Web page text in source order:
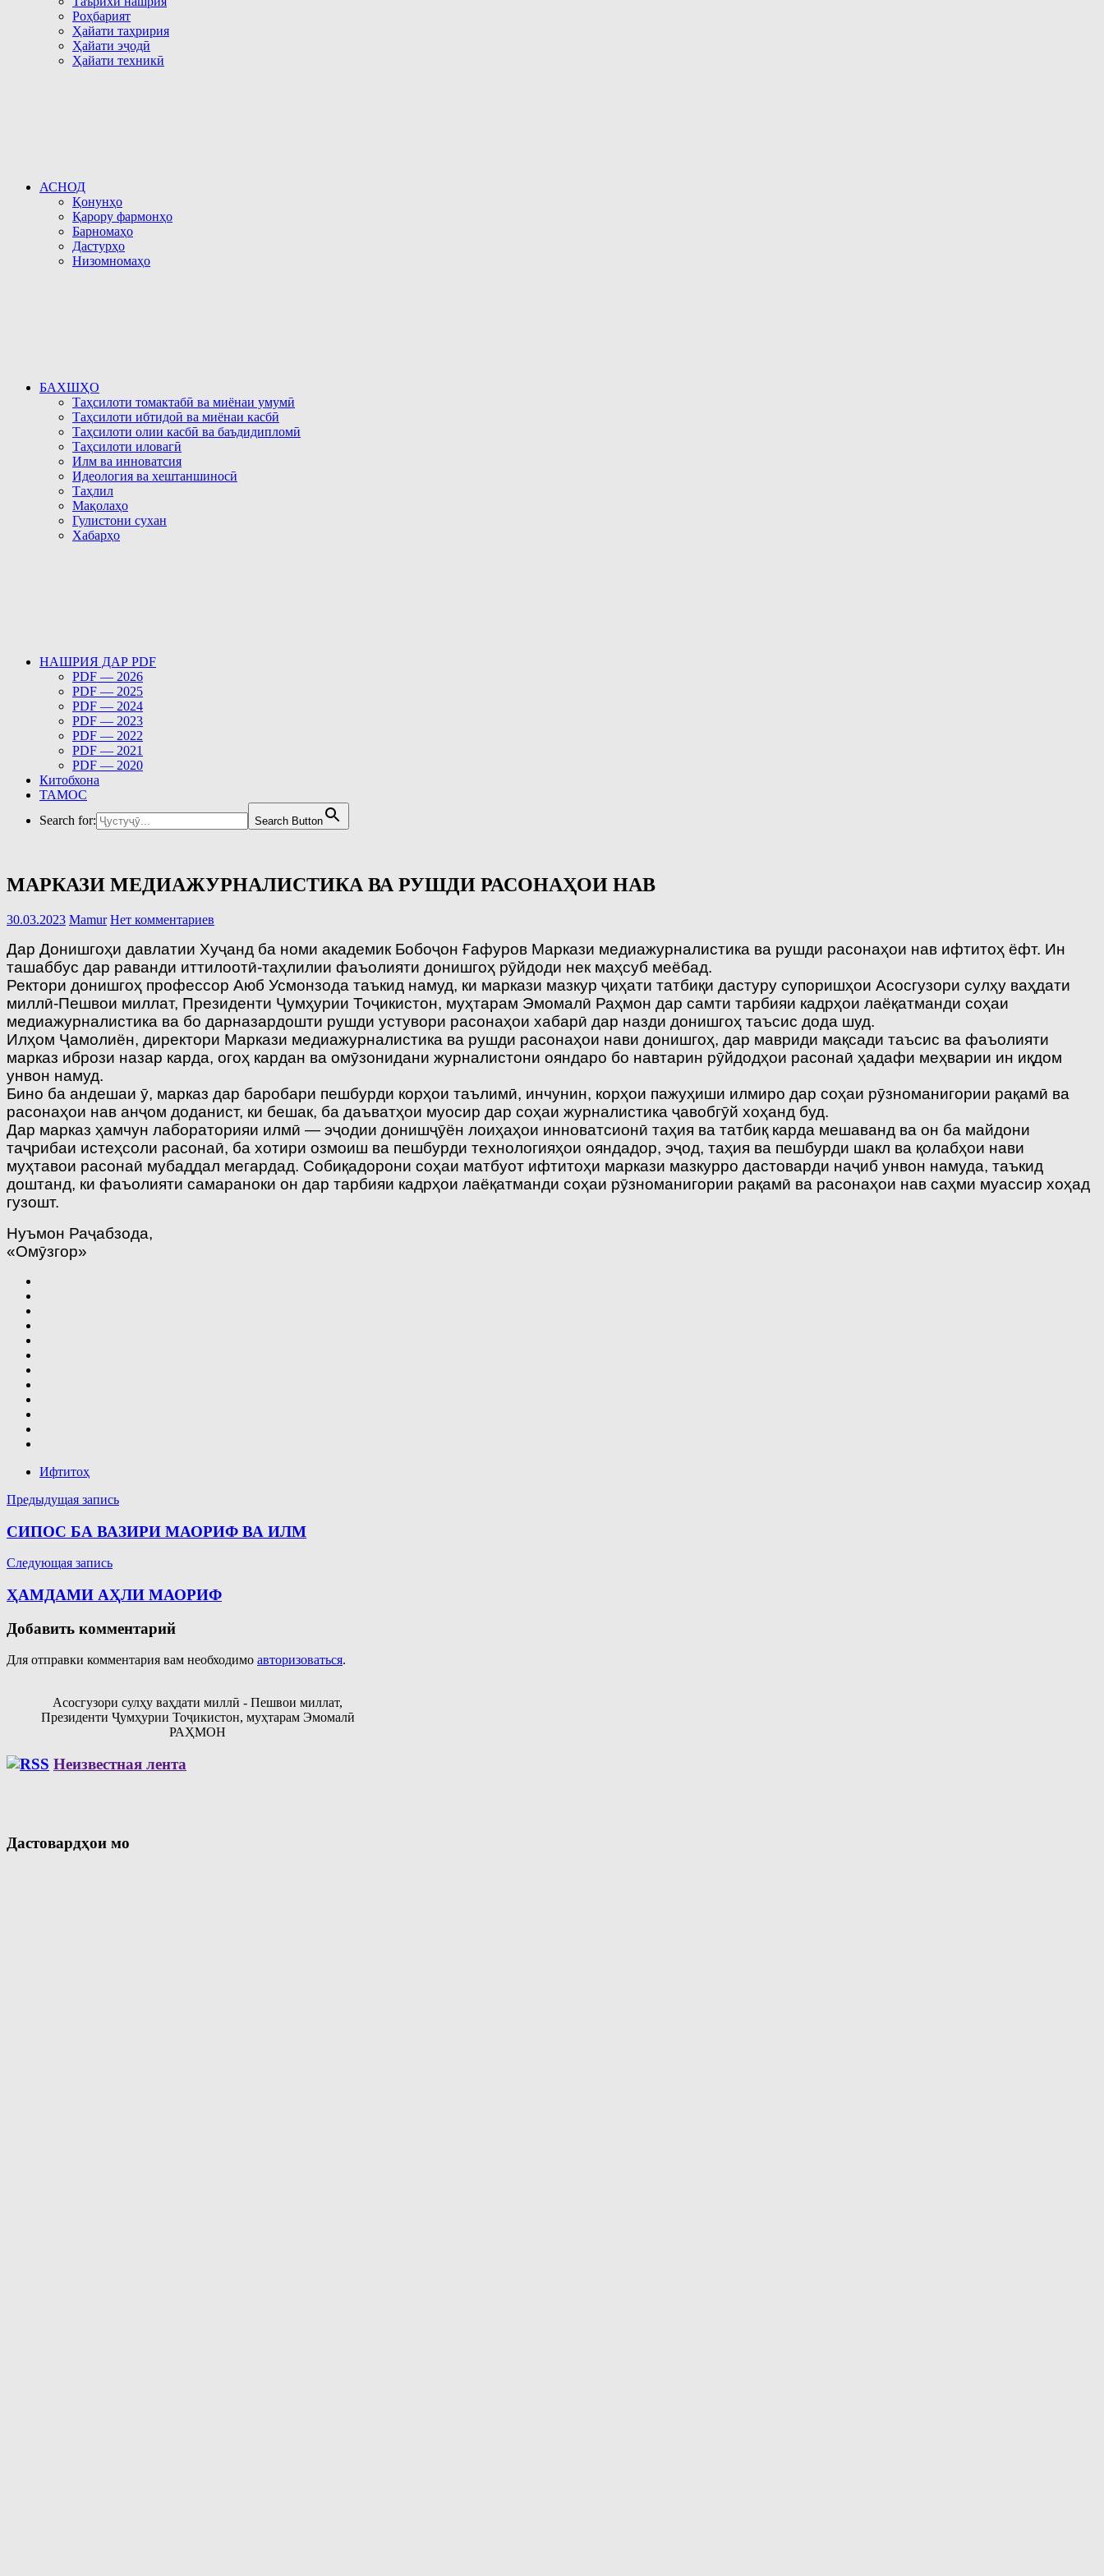
Роҳбарият
Ҳайати таҳририя
Ҳайати эҷодӣ
Ҳайати техникӣ
АСНОД
Қонунҳо
Қарору фармонҳо
Барномаҳо
Дастурҳо
Низомномаҳо
БАХШҲО
Таҳсилоти томактабӣ ва миёнаи умумӣ
Таҳсилоти ибтидоӣ ва миёнаи касбӣ
Таҳсилоти олии касбӣ ва баъдидипломӣ
Таҳсилоти иловагӣ
Илм ва инноватсия
Идеология ва хештаншиносӣ
Таҳлил
Мақолаҳо
Гулистони сухан
Хабарҳо
НАШРИЯ ДАР PDF
PDF — 2026
PDF — 2025
PDF — 2024
PDF — 2023
PDF — 2022
PDF — 2021
PDF — 2020
Китобхона
ТАМОС
Search for:
Search Button
МАРКАЗИ МЕДИАЖУРНАЛИСТИКА ВА РУШДИ РАСОНАҲОИ НАВ
30.03.2023 Mamur Нет комментариев
Дар Донишгоҳи давлатии Хуҷанд ба номи академик Бобоҷон Ғафуров Маркази медиажурналистика ва рушди расонаҳои нав ифтитоҳ ёфт. Ин
ташаббус дар раванди иттилоотӣ-таҳлилии фаъолияти донишгоҳ рӯйдоди нек маҳсуб меёбад.
Ректори донишгоҳ профессор Аюб Усмонзода таъкид намуд, ки маркази мазкур ҷиҳати татбиқи дастуру супоришҳои Асосгузори сулҳу ваҳдати
миллӣ-Пешвои миллат, Президенти Ҷумҳурии Тоҷикистон, муҳтарам Эмомалӣ Раҳмон дар самти тарбияи кадрҳои лаёқатманди соҳаи
медиажурналистика ва бо дарназардошти рушди устувори расонаҳои хабарӣ дар назди донишгоҳ таъсис дода шуд.
Илҳом Ҷамолиён, директори Маркази медиажурналистика ва рушди расонаҳои нави донишгоҳ, дар мавриди мақсади таъсис ва фаъолияти
марказ ибрози назар карда, огоҳ кардан ва омӯзонидани журналистони ояндаро бо навтарин рӯйдодҳои расонаӣ ҳадафи меҳварии ин иқдом
унвон намуд.
Бино ба андешаи ӯ, марказ дар баробари пешбурди корҳои таълимӣ, инчунин, корҳои пажуҳиши илмиро дар соҳаи рӯзноманигории рақамӣ ва
расонаҳои нав анҷом доданист, ки бешак, ба даъватҳои муосир дар соҳаи журналистика ҷавобгӯй хоҳанд буд.
Дар марказ ҳамчун лабораторияи илмӣ — эҷодии донишҷӯён лоиҳаҳои инноватсионӣ таҳия ва татбиқ карда мешаванд ва он ба майдони
таҷрибаи истеҳсоли расонаӣ, ба хотири озмоиш ва пешбурди технологияҳои ояндадор, эҷод, таҳия ва пешбурди шакл ва қолабҳои нави
муҳтавои расонаӣ мубаддал мегардад. Собиқадорони соҳаи матбуот ифтитоҳи маркази мазкурро дастоварди наҷиб унвон намуда, таъкид
доштанд, ки фаъолияти самараноки он дар тарбияи кадрҳои лаёқатманди соҳаи рӯзноманигории рақамӣ ва расонаҳои нав саҳми муассир хоҳад
гузошт.
Нуъмон Раҷабзода,
«Омӯзгор»
Ифтитоҳ
Навигация
по
Предыдущая запись
СИПОС БА ВАЗИРИ МАОРИФ ВА ИЛМ
Следующая запись
ҲАМДАМИ АҲЛИ МАОРИФ
Добавить комментарий
Для отправки комментария вам необходимо авторизоваться.
Асосгузори сулҳу ваҳдати миллӣ - Пешвои миллат,
Президенти Ҷумҳурии Тоҷикистон, муҳтарам Эмомалӣ
РАҲМОН
Неизвестная лента
Дастовардҳои мо